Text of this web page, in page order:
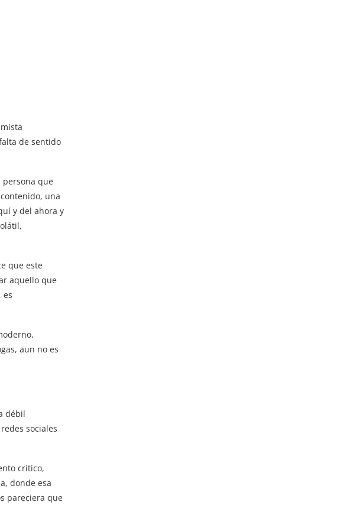
de sentido
persona que
una
y del ahora y
que este
aquello que
es
aun no es
débil
sociales
crítico,
donde esa
pareciera que